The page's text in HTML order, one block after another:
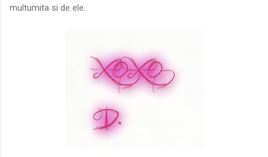
multumita si de ele.